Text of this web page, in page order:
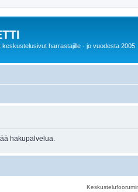
keskustelusivut harrastajille - jo vuodesta 2005
hakupalvelua.